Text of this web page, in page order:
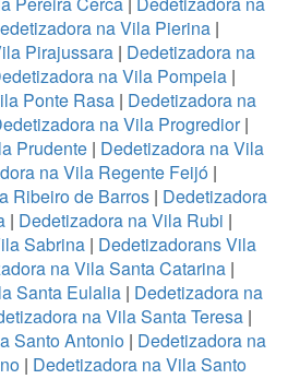
na Vila Pierina|
Pirajussara| Dedetizadora na
na Vila Pompeia|
Ponte Rasa | Dedetizadora na
na Vila Progredior|
Prudente| Dedetizadora na Vila
na Vila Regente Feijó |
Ribeiro de Barros| Dedetizadora
| Dedetizadora na Vila Rubi |
Sabrina| Dedetizadorans Vila
na Vila Santa Catarina|
Santa Eulalia | Dedetizadora na
na Vila Santa Teresa |
Santo Antonio| Dedetizadora na
| Dedetizadora na Vila Santo